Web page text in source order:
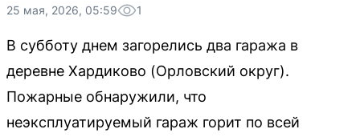
25 мая, 2026, 05:59 1
В субботу днем загорелись два гаража в
деревне Хардиково (Орловский округ).
Пожарные обнаружили, что
неэксплуатируемый гараж горит по всей